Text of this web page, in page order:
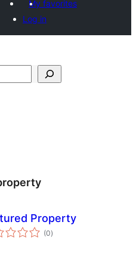
My favorites
Log in
Property
(0avaliações
totais
)